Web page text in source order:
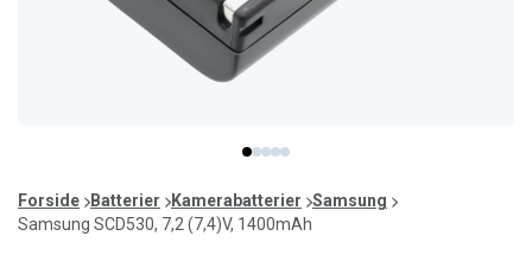
item
0
item
1
item
2
item
3
item
4
of
5
Forside Batterier Kamerabatterier
Samsung
Samsung SCD530, 7,2 (7,4)V, 1400mAh